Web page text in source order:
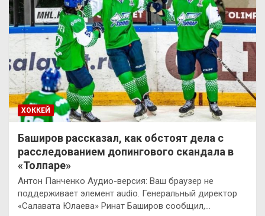
ХОККЕЙ
Баширов рассказал, как обстоят дела с
расследованием допингового скандала в
«Толпаре»
Антон Панченко Аудио-версия: Ваш браузер не
поддерживает элемент audio. Генеральный директор
«Салавата Юлаева» Ринат Баширов сообщил,…